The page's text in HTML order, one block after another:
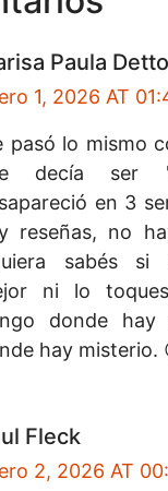
Paula
1, 2026 AT
pasó lo mismo
decía ser
en 3
reseñas, no
sabés si
ni lo
donde hay
hay misterio.
Fleck
2, 2026 AT